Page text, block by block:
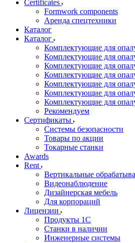
Certificates
Formwork components
Аренда спецтехники
Каталог
Каталог
Комплектующие для
Комплектующие для
Комплектующие для
Комплектующие для
Комплектующие для
Комплектующие для
Комплектующие для
Рекомендуем
Сертификаты
Системы безопасности
Товары по акции
Токарные станки
Awards
Rent
Вертикальные
Видеонаблюдение
Дизайнерская мебель
Для корпораций
Лицензии
Продукты 1С
Станки в наличии
Инженерные системы